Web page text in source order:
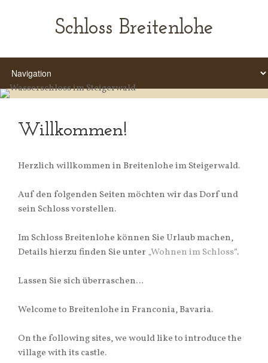
Schloss Breitenlohe
Willkommen!
Herzlich willkommen in Breitenlohe im Steigerwald.
Auf den folgenden Seiten möchten wir das Dorf und
sein Schloss vorstellen.
Im Schloss Breitenlohe können Sie Urlaub machen,
Details hierzu finden Sie unter „Wohnen im Schloss“.
Lassen Sie sich überraschen…
Welcome to Breitenlohe in Franconia, Bavaria.
On the following sites, we would like to introduce the
village with its castle.